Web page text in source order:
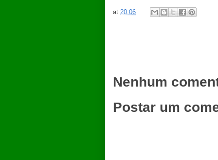
at 20:06
Nenhum
Postar um